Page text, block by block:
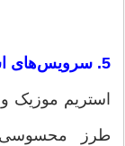
5. سرویس‌های استریمینگ را محدود کنید
استریم موزیک و
طرز محسوسی